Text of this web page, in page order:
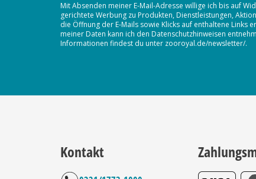
Mit Absenden meiner E-Mail-Adresse willige ich bis auf
gerichtete Werbung zu Produkten, Dienstleistungen,
die Öffnung der E-Mails sowie Klicks auf enthaltene
meiner Daten kann ich den Datenschutzhinweisen
Informationen findest du unter zooroyal.de/newsletter/.
Kontakt